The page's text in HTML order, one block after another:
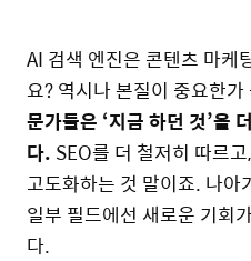
AI 검색 엔진은 콘텐츠 마케
요? 역시나 본질이 중요한가
문가들은 ‘지금 하던 것’을
다. SEO를 더 철저히 따르
고도화하는 것 말이죠. 나아
일부 필드에선 새로운 기회
다.